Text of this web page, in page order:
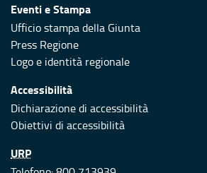
Eventi e Stampa
Ufficio stampa della Giunta
Press Regione
Logo e identità regionale
Accessibilità
Dichiarazione di accessibilità
Obiettivi di accessibilità
URP